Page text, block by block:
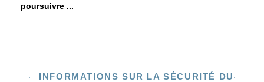
poursuivre ...
INFORMATIONS SUR LA SÉCURITÉ DU